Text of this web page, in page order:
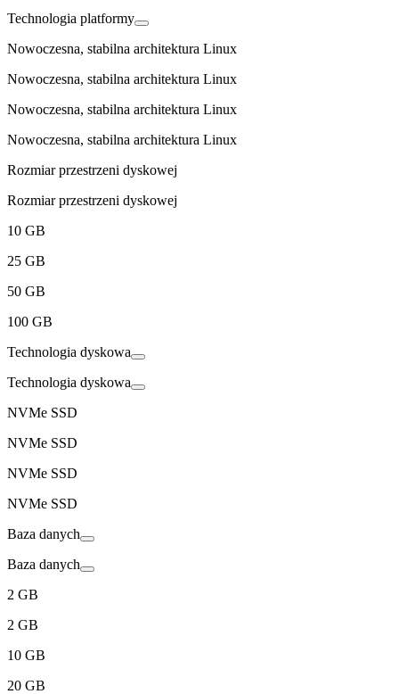
Technologia platformy
Nowoczesna, stabilna architektura Linux
Nowoczesna, stabilna architektura Linux
Nowoczesna, stabilna architektura Linux
Nowoczesna, stabilna architektura Linux
Rozmiar przestrzeni dyskowej
Rozmiar przestrzeni dyskowej
10 GB
25 GB
50 GB
100 GB
Technologia dyskowa
Technologia dyskowa
NVMe SSD
NVMe SSD
NVMe SSD
NVMe SSD
Baza danych
Baza danych
2 GB
2 GB
10 GB
20 GB